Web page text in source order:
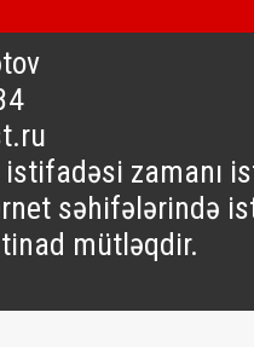
istifadəsi zamanı
səhifələrində
mütləqdir.